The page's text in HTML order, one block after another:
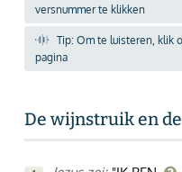
Info & Contact
Giften via PayPal
versnummer te klikken
Tip: Om te luisteren, klik
pagina
De wijnstruik en